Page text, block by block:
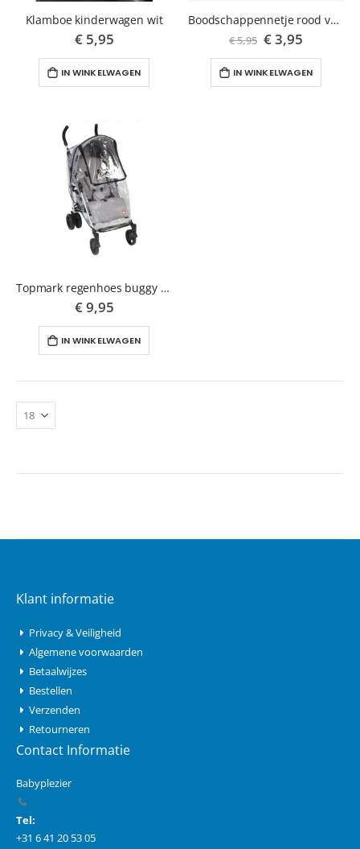
Klamboe kinderwagen wit
€ 5,95
IN WINKELWAGEN
Boodschappennetje rood voor buggy of kinderwagen
€ 5,95 Speciale
prijs
€ 3,95
IN WINKELWAGEN
Topmark regenhoes buggy luxe
€ 9,95
IN WINKELWAGEN
Klant informatie
Privacy & Veiligheid
Algemene voorwaarden
Betaalwijzes
Bestellen
Verzenden
Retourneren
Contact Informatie
Babyplezier
Tel:
+31 6 41 20 53 05